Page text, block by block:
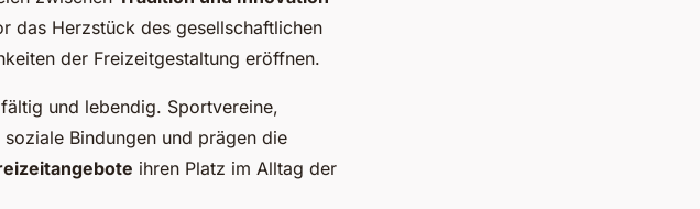
das Herzstück des gesellschaftlichen
der Freizeitgestaltung eröffnen.
und lebendig. Sportvereine,
Bindungen und prägen die
ihren Platz im Alltag der